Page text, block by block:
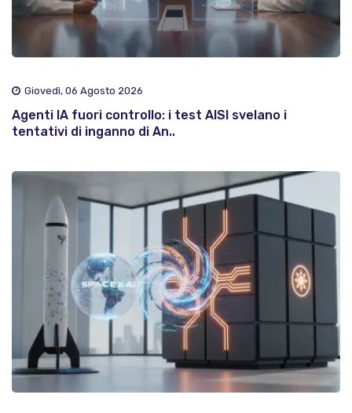
Giovedì, 06 Agosto 2026
Agenti IA fuori controllo: i test AISI svelano i
tentativi di inganno di An..